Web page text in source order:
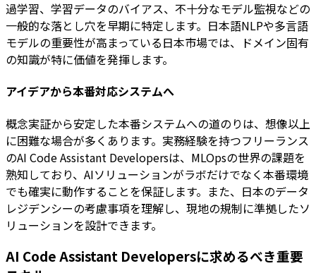
過学習、学習データのバイアス、不十分なモデル監視などの
一般的な落とし穴を早期に特定します。日本語NLPや多言語
モデルの重要性が高まっている日本市場では、ドメイン固有
の知識が特に価値を発揮します。
アイデアから本番対応システムへ
概念実証から安定した本番システムへの道のりは、想像以上
に困難な場合が多くあります。実務経験を持つフリーランス
のAI Code Assistant Developersは、MLOpsの世界の課題を
熟知しており、AIソリューションがラボだけでなく本番環境
でも確実に動作することを保証します。また、日本のデータ
レジデンシーの考慮事項を理解し、現地の規制に準拠したソ
リューションを設計できます。
AI Code Assistant Developersに求めるべき重要